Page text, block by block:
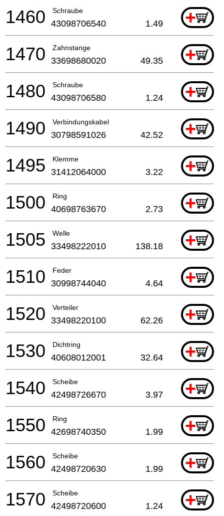
Schraube +
1460 43098706540 1.49
Zahnstange +
1470 33698680020 49.35
Schraube +
1480 43098706580 1.24
Verbindungskabel +
1490 30798591026 42.52
Klemme +
1495 31412064000 3.22
Ring +
1500 40698763670 2.73
Welle +
1505 33498222010 138.18
Feder +
1510 30998744040 4.64
Verteiler +
1520 33498220100 62.26
Dichtring +
1530 40608012001 32.64
Scheibe +
1540 42498726670 3.97
Ring +
1550 42698740350 1.99
Scheibe +
1560 42498720630 1.99
Scheibe +
1570 42498720600 1.24